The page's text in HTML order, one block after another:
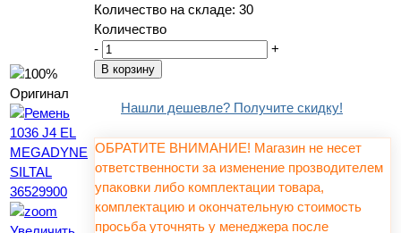
Количество на складе: 30
Количество
-
+
Нашли дешевле? Получите скидку!
ОБРАТИТЕ ВНИМАНИЕ! Магазин не несет
ответственности за изменение прозводителем
упаковки либо комплектации товара,
комплектацию и окончательную стоимость
просьба уточнять у менеджера после